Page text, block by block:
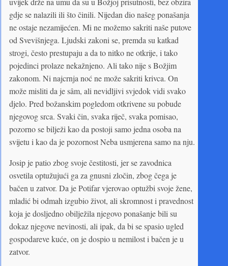
gdje se nalazili ili što činili. Nijedan dio našeg ponašanja
ne ostaje nezamijećen. Mi ne možemo sakriti naše putove
od Svevišnjega. Ljudski zakoni se, premda su katkad
strogi, često prestupaju a da to nitko ne otkrije, i tako
pojedinci prolaze nekažnjeno. Ali tako nije s Božjim
zakonom. Ni najcrnja noć ne može sakriti krivca. On
može misliti da je sâm, ali nevidljivi svjedok vidi svako
djelo. Pred božanskim pogledom otkrivene su pobude
njegovog srca. Svaki čin, svaka riječ, svaka pomisao,
pozorno se bilježi kao da postoji samo jedna osoba na
svijetu i kao da je pozornost Neba usmjerena samo na nju.
Josip je patio zbog svoje čestitosti, jer se zavodnica
osvetila optužujući ga za gnusni zločin, zbog čega je
bačen u zatvor. Da je Potifar vjerovao optužbi svoje žene,
mladić bi odmah izgubio život, ali skromnost i pravednost
koja je dosljedno obilježila njegovo ponašanje bili su
dokaz njegove nevinosti, ali ipak, da bi se spasio ugled
gospodareve kuće, on je dospio u nemilost i bačen je u
zatvor.